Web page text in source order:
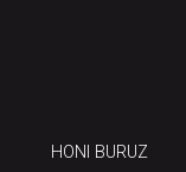
HONI BURUZ